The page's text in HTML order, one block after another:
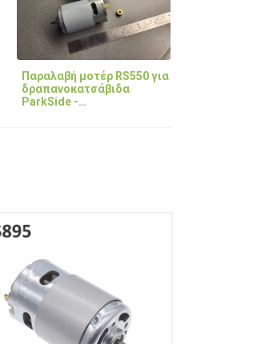
Παραλαβή μοτέρ RS550 για
δραπανοκατσάβιδα
ParkSide -…